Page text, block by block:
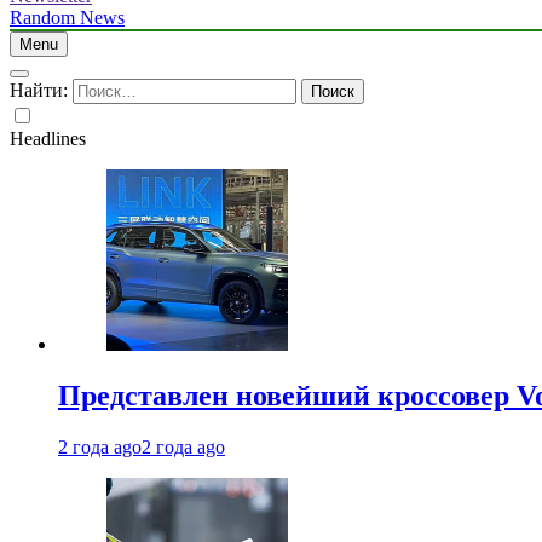
Random News
Menu
Найти:
Headlines
Представлен новейший кроссовер
2 года ago2 года ago